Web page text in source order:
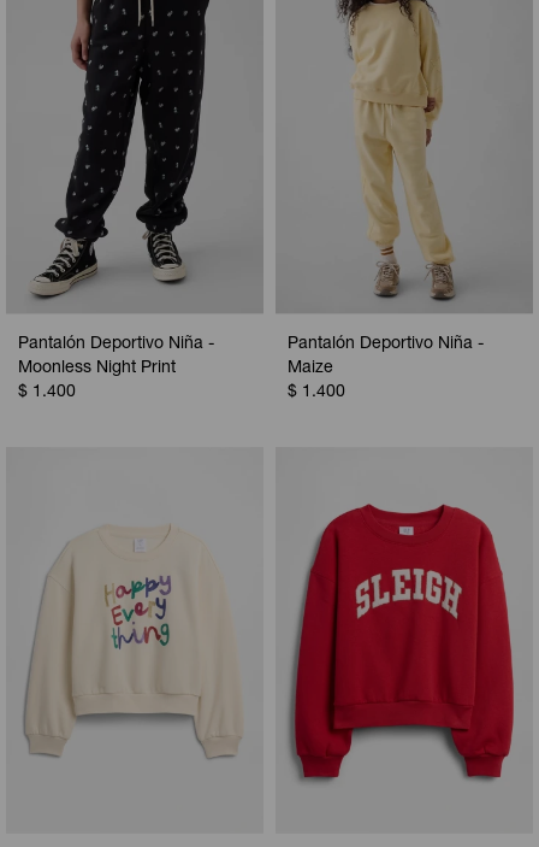
Pantalón Deportivo Niña -
Moonless Night Print
$ 1.400
Pantalón Deportivo Niña -
Maize
$ 1.400
Camperas
Musculosas
Shorts
Vestidos y polleras
Pijamas
Calzas
Camperas
Chalecos
Shorts
Ropa interior
Polos
Camperas
Chalecos
Ropa interior
Pijamas
Camperas
Pijamas
Sets
Sets